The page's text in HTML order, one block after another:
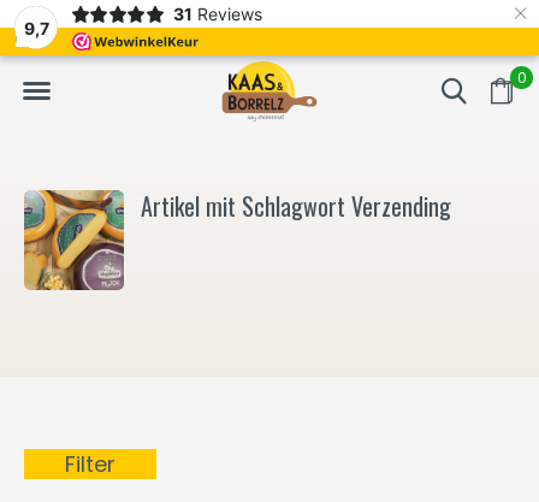
9,7
31 Reviews ×
0
Frisch geschnitten und vakuumverpackt. Meistens Lieferung
Artikel mit Schlagwort Verzending
Filter